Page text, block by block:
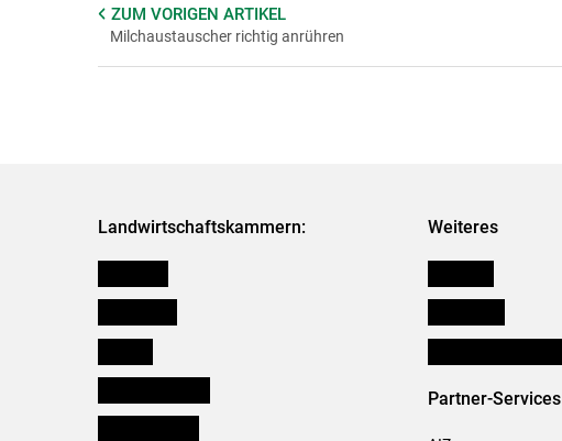
ZUM VORIGEN ARTIKEL
Milchaustauscher richtig anrühren
Landwirtschaftskammern: Weiteres
Partner-Services